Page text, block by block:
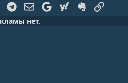
TelegramЭлектронная почта
GoogleYahoo Evernote
нет.